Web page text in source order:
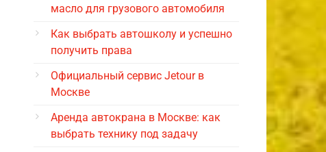
масло для грузового автомобиля
Как выбрать автошколу и успешно
получить права
Официальный сервис Jetour в
Москве
Аренда автокрана в Москве: как
выбрать технику под задачу